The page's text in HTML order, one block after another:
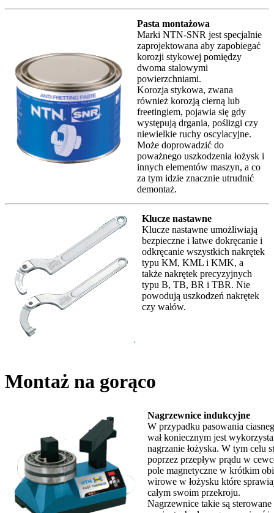
Pasta montażowa
Marki NTN-SNR jest specjalnie
zaprojektowana aby zapobiegać
korozji stykowej pomiędzy
dwoma stalowymi
powierzchniami.
Korozja stykowa, zwana
również korozją cierną lub
freetingiem, pojawia się gdy
występują drgania, poślizgi czy
niewielkie ruchy oscylacyjne.
Może doprowadzić do
poważnego uszkodzenia łożysk i
innych elementów maszyn, a co
za tym idzie znacznie utrudnić
demontaż.
Klucze nastawne
Klucze nastawne umożliwiają
bezpieczne i łatwe dokręcanie i
odkręcanie wszystkich nakrętek
typu KM, KML i KMK, a
także nakrętek precyzyjnych
typu B, TB, BR i TBR. Nie
powodują uszkodzeń nakrętek
czy wałów.
Montaż na gorąco
Nagrzewnice indukcyjne
W przypadku pasowania
wał koniecznym jest
nagrzanie łożyska. W tym celu
poprzez przepływ prądu w
pole magnetyczne w krótkim
wirowe w łożysku które
całym swoim przekroju.
Nagrzewnice takie są